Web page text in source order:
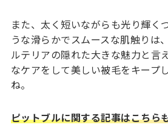
また、太く短いながらも光り輝く
うな滑らかでスムースな肌触りは
ルテリアの隠れた大きな魅力と言
なケアをして美しい被毛をキープ
ね。
ピットブルに関する記事はこちら